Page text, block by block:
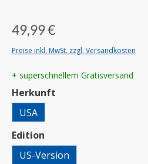
49,99 €
Preise inkl. MwSt. zzgl. Versandkosten
+ superschnellem Gratisversand
Herkunft
USA
Edition
US-Version